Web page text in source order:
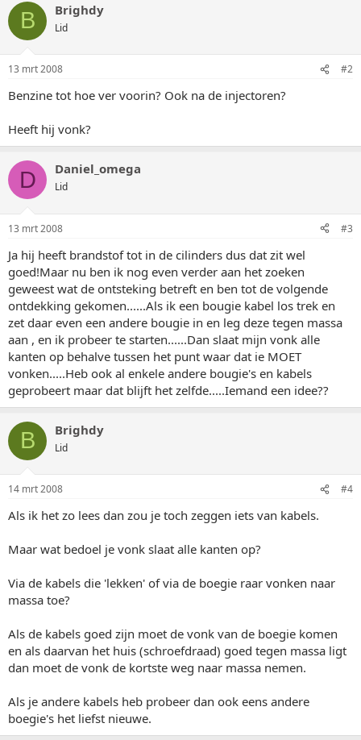
B Brighdy
Lid
13 mrt 2008 #2
Benzine tot hoe ver voorin? Ook na de injectoren?
Heeft hij vonk?
D Daniel_omega
Lid
13 mrt 2008 #3
Ja hij heeft brandstof tot in de cilinders dus dat zit wel
goed!Maar nu ben ik nog even verder aan het zoeken
geweest wat de ontsteking betreft en ben tot de volgende
ontdekking gekomen......Als ik een bougie kabel los trek en
zet daar even een andere bougie in en leg deze tegen massa
aan , en ik probeer te starten......Dan slaat mijn vonk alle
kanten op behalve tussen het punt waar dat ie MOET
vonken.....Heb ook al enkele andere bougie's en kabels
geprobeert maar dat blijft het zelfde.....Iemand een idee??
B Brighdy
Lid
14 mrt 2008 #4
Als ik het zo lees dan zou je toch zeggen iets van kabels.
Maar wat bedoel je vonk slaat alle kanten op?
Via de kabels die 'lekken' of via de boegie raar vonken naar
massa toe?
Als de kabels goed zijn moet de vonk van de boegie komen
en als daarvan het huis (schroefdraad) goed tegen massa ligt
dan moet de vonk de kortste weg naar massa nemen.
Als je andere kabels heb probeer dan ook eens andere
boegie's het liefst nieuwe.